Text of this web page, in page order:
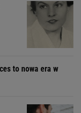
to nowa era w